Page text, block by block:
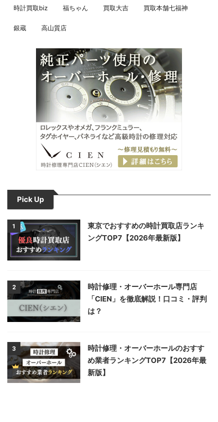
時計買取biz 福ちゃん 買取大吉 買取本舗七福神
銀蔵 高山質店
Pick Up
1
東京でおすすめの時計買取店ランキ
ングTOP7【2026年最新版】
2
時計修理・オーバーホール専門店
「CIEN」を徹底解説！口コミ・評判
は？
3
時計修理・オーバーホールのおすす
め業者ランキングTOP7【2026年最
新版】